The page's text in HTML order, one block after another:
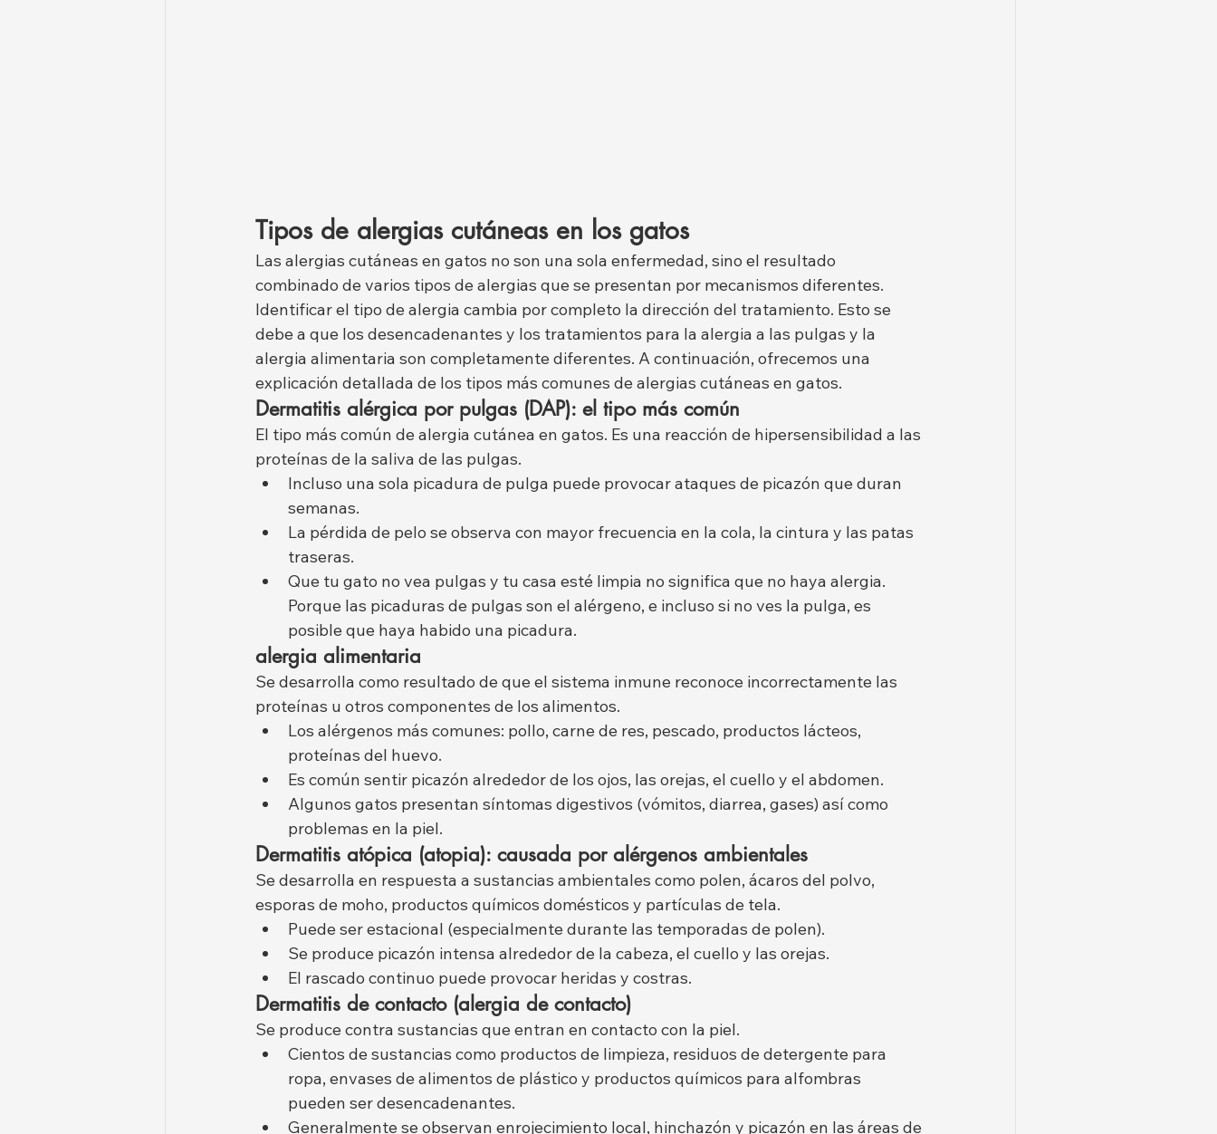
Tipos de alergias cutáneas en los gatos
Las alergias cutáneas en gatos no son una sola enfermedad, sino el resultado
combinado de varios tipos de alergias que se presentan por mecanismos diferentes.
Identificar el tipo de alergia cambia por completo la dirección del tratamiento. Esto se
debe a que los desencadenantes y los tratamientos para la alergia a las pulgas y la
alergia alimentaria son completamente diferentes. A continuación, ofrecemos una
explicación detallada de los tipos más comunes de alergias cutáneas en gatos.
Dermatitis alérgica por pulgas (DAP): el tipo más común
El tipo más común de alergia cutánea en gatos. Es una reacción de hipersensibilidad a las
proteínas de la saliva de las pulgas.
Incluso una sola picadura de pulga puede provocar ataques de picazón que duran
semanas.
La pérdida de pelo se observa con mayor frecuencia en la cola, la cintura y las patas
traseras.
Que tu gato no vea pulgas y tu casa esté limpia no significa que no haya alergia.
Porque las picaduras de pulgas son el alérgeno, e incluso si no ves la pulga, es
posible que haya habido una picadura.
alergia alimentaria
Se desarrolla como resultado de que el sistema inmune reconoce incorrectamente las
proteínas u otros componentes de los alimentos.
Los alérgenos más comunes: pollo, carne de res, pescado, productos lácteos,
proteínas del huevo.
Es común sentir picazón alrededor de los ojos, las orejas, el cuello y el abdomen.
Algunos gatos presentan síntomas digestivos (vómitos, diarrea, gases) así como
problemas en la piel.
Dermatitis atópica (atopia): causada por alérgenos ambientales
Se desarrolla en respuesta a sustancias ambientales como polen, ácaros del polvo,
esporas de moho, productos químicos domésticos y partículas de tela.
Puede ser estacional (especialmente durante las temporadas de polen).
Se produce picazón intensa alrededor de la cabeza, el cuello y las orejas.
El rascado continuo puede provocar heridas y costras.
Dermatitis de contacto (alergia de contacto)
Se produce contra sustancias que entran en contacto con la piel.
Cientos de sustancias como productos de limpieza, residuos de detergente para
ropa, envases de alimentos de plástico y productos químicos para alfombras
pueden ser desencadenantes.
Generalmente se observan enrojecimiento local, hinchazón y picazón en las áreas de